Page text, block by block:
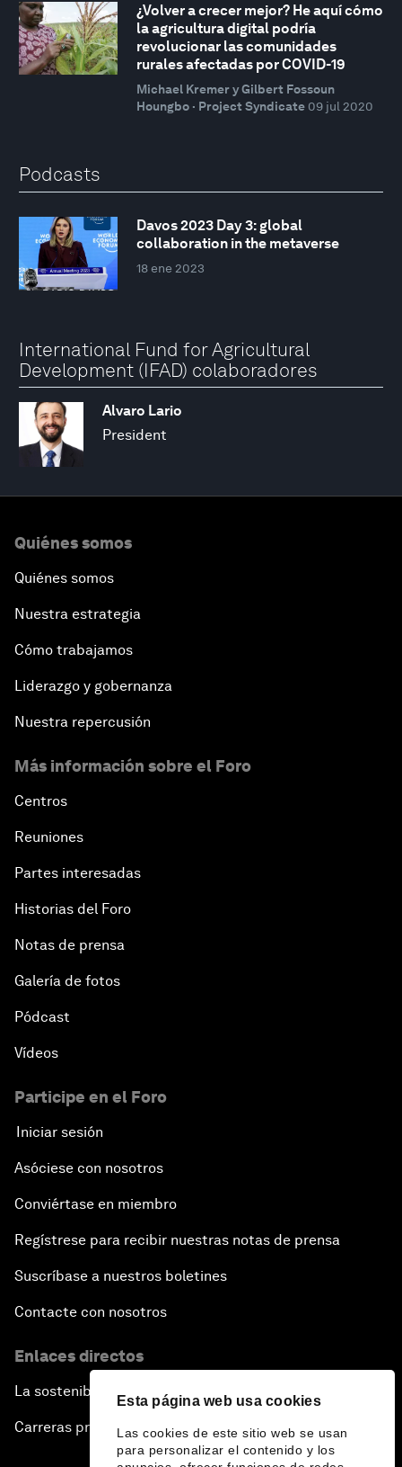
Esta página web usa cookies
Las cookies de este sitio web se usan
para personalizar el contenido y los
¿Volver a crecer mejor? He aquí cómo
la agricultura digital podría
revolucionar las comunidades
rurales afectadas por COVID-19
Michael Kremer y Gilbert Fossoun
Houngbo · Project Syndicate 09 jul 2020
Podcasts
Davos 2023 Day 3: global
collaboration in the metaverse
18 ene 2023
International Fund for Agricultural
Development (IFAD) colaboradores
Alvaro Lario
President
Quiénes somos
Quiénes somos
Nuestra estrategia
Cómo trabajamos
Liderazgo y gobernanza
Nuestra repercusión
Más información sobre el Foro
Centros
Reuniones
Partes interesadas
Historias del Foro
Notas de prensa
Galería de fotos
Pódcast
Vídeos
Participe en el Foro
Iniciar sesión
Asóciese con nosotros
Conviértase en miembro
Regístrese para recibir nuestras notas de prensa
Suscríbase a nuestros boletines
Contacte con nosotros
Enlaces directos
La sostenibilidad en el Foro
Carreras profesionales